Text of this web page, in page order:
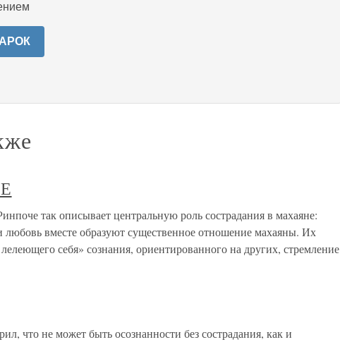
так описывает центральную роль сострадания в махаяне:
любовь вместе образуют существенное отношение махаяны. Их
себя» сознания, ориентированного на других, стремление
что не может быть осознанности без сострадания, как и